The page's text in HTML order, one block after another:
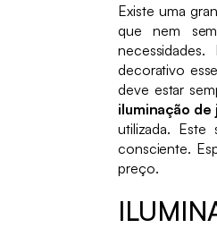
Existe uma
que nem
decorativo
deve estar
iluminação de
utilizada.
consciente.
preço.